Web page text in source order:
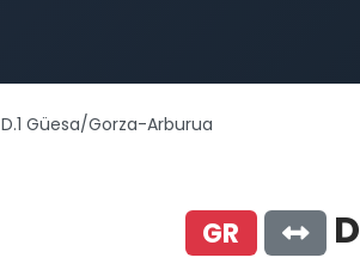
D.1 Güesa/Gorza-Arburua
GR